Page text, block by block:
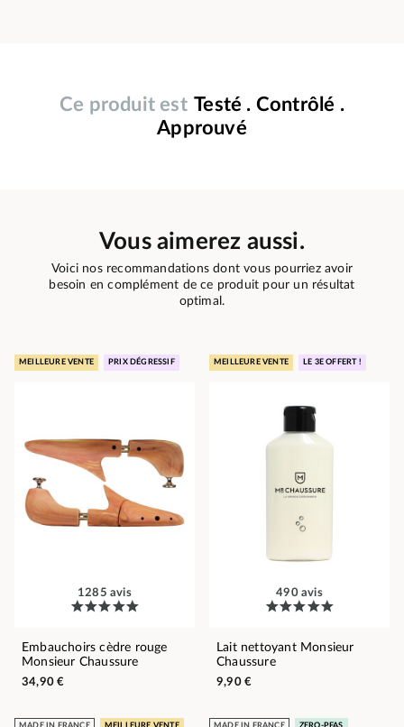
Ce produit est Testé . Contrôlé .
Approuvé
Vous aimerez aussi.
Voici nos recommandations dont vous pourriez avoir
besoin en complément de ce produit pour un résultat
optimal.
MEILLEURE VENTE PRIX DÉGRESSIF
1285 avis
Embauchoirs cèdre rouge
Monsieur Chaussure
34,90 €
MEILLEURE VENTE LE 3E OFFERT !
490 avis
Lait nettoyant Monsieur
Chaussure
9,90 €